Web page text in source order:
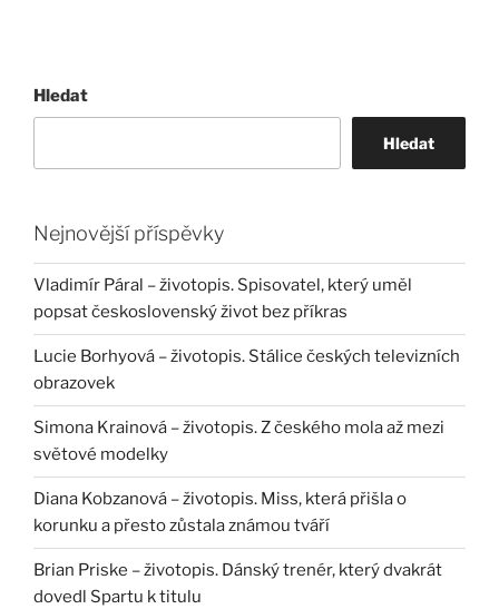
Hledat
Hledat
Nejnovější příspěvky
Vladimír Páral – životopis. Spisovatel, který uměl
popsat československý život bez příkras
Lucie Borhyová – životopis. Stálice českých televizních
obrazovek
Simona Krainová – životopis. Z českého mola až mezi
světové modelky
Diana Kobzanová – životopis. Miss, která přišla o
korunku a přesto zůstala známou tváří
Brian Priske – životopis. Dánský trenér, který dvakrát
dovedl Spartu k titulu